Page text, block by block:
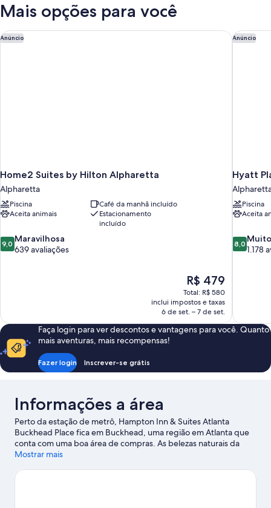
micro-
(Wet
King,
e
micro-
Mais opções para você
Anúncio
Home2 Suites by Hilton Alpharetta
Alpharetta
Piscina
Café da manhã incluído
Aceita animais
Estacionamento
incluído
9.0
de
9,0 Maravilhosa
639 avaliações
O
preço
é
de
R$ 479
R$ 479
Total: R$ 580
inclui impostos e taxas
6 de set. – 7 de set.
Home2 Suites by Hilton Alpharetta Anúncio
Hyatt
Piscina
Aceita
8.0
de
8,0
1.178
Hyatt
Faça login para ver descontos e vantagens para você. Quanto
mais aventuras, mais recompensas!
Fazer login Inscrever-se grátis
Informações a área
Perto da estação de metrô, Hampton Inn & Suites Atlanta
Buckhead Place fica em Buckhead, uma região em Atlanta que
conta com uma boa área de compras. As belezas naturais da
área podem ser admiradas em Piedmont Park e Centennial
Six Flags da Geórgia. Gosta de eventos esportivos? Veja qual é a
Mostrar mais